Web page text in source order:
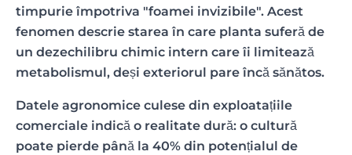
timpurie împotriva "foamei invizibile". Acest
fenomen descrie starea în care planta suferă de
un dezechilibru chimic intern care îi limitează
metabolismul, deși exteriorul pare încă sănătos.
Datele agronomice culese din exploatațiile
comerciale indică o realitate dură: o cultură
poate pierde până la 40% din potențialul de